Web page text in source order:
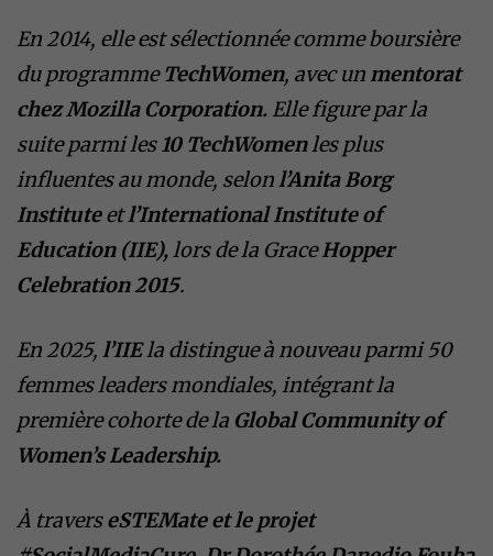
En 2014, elle est sélectionnée comme boursière
du programmeTechWomen, avec un mentorat
chez Mozilla Corporation. Elle figure par la
suite parmi les10 TechWomenles plus
influentes au monde, selonl’Anita Borg
Instituteetl’International Institute of
Education (IIE),lors de la GraceHopper
Celebration 2015.
En 2025, l’IIEla distingue à nouveau parmi 50
femmes leaders mondiales, intégrant la
première cohorte de la Global Community of
Women’s Leadership.
À traverseSTEMate et le projet